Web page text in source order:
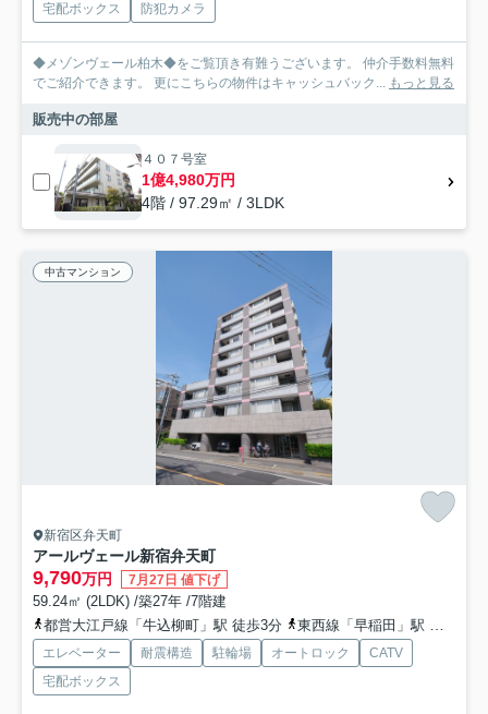
宅配ボックス
防犯カメラ
◆メゾンヴェール柏木◆をご覧頂き有難うございます。 仲介手数料無料
でご紹介できます。 更にこちらの物件はキャッシュバック... もっと見る
販売中の部屋
４０７号室
1億4,980万円
4階 / 97.29㎡ / 3LDK
中古マンション
新宿区弁天町
アールヴェール新宿弁天町
9,790万円 7月27日 値下げ
59.24㎡ (2LDK) /築27年 /7階建
都営大江戸線「牛込柳町」駅 徒歩3分
東西線「早稲田」駅 徒歩11分
エレベーター 耐震構造 駐輪場 オートロック
CATV
宅配ボックス